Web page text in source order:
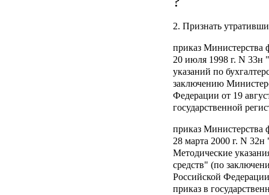
2. Признать
приказ Министерства
20 июля 1998 г. N 33н
указаний по
заключению
Федерации от 19
государственной
приказ Министерства
28 марта 2000 г. N
Методические
средств" (по
Российской
приказ в